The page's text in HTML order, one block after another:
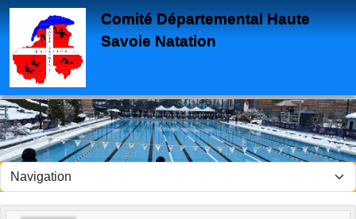
Comité Départemental Haute
Savoie Natation
Panneau de gestion des cookies